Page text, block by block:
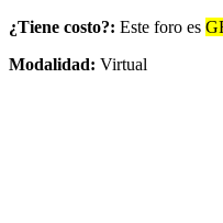
¿Tiene costo?: Este foro es
Modalidad: Virtual